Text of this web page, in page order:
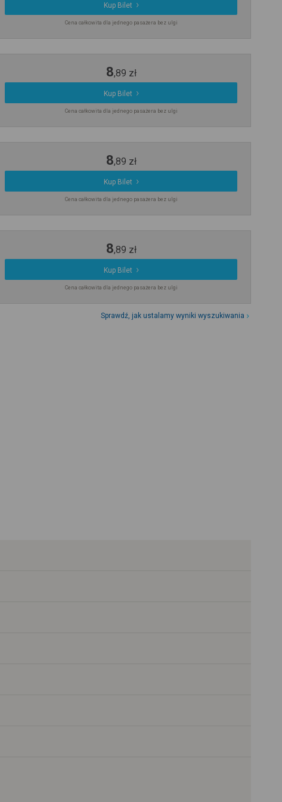
Kup Bilet
Cena całkowita dla jednego pasażera bez ulgi
8,89 zł
Kup Bilet
Cena całkowita dla jednego pasażera bez ulgi
8,89 zł
Kup Bilet
Cena całkowita dla jednego pasażera bez ulgi
8,89 zł
Kup Bilet
Cena całkowita dla jednego pasażera bez ulgi
Sprawdź, jak ustalamy wyniki wyszukiwania